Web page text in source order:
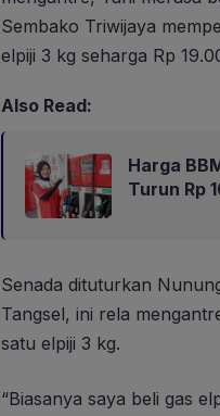
Sembako Triwijaya
elpiji 3 kg seharga Rp
Also Read:
Harga
Turun Rp
Senada dituturkan
Tangsel, ini rela
satu elpiji 3 kg.
“Biasanya saya beli gas